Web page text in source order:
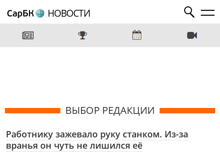
НОВОСТИ
ВЫБОР РЕДАКЦИИ
Работнику зажевало руку станком. Из-за
вранья он чуть не лишился её